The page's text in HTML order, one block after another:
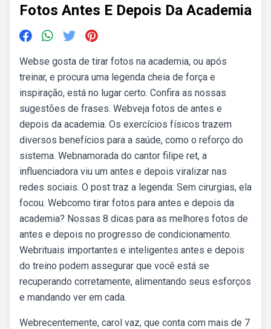
Fotos Antes E Depois Da Academia
Webse gosta de tirar fotos na academia, ou após
treinar, e procura uma legenda cheia de força e
inspiração, está no lugar certo. Confira as nossas
sugestões de frases. Webveja fotos de antes e
depois da academia. Os exercícios físicos trazem
diversos benefícios para a saúde, como o reforço do
sistema. Webnamorada do cantor filipe ret, a
influenciadora viu um antes e depois viralizar nas
redes sociais. O post traz a legenda: Sem cirurgias, ela
focou. Webcomo tirar fotos para antes e depois da
academia? Nossas 8 dicas para as melhores fotos de
antes e depois no progresso de condicionamento.
Webrituais importantes e inteligentes antes e depois
do treino podem assegurar que você está se
recuperando corretamente, alimentando seus esforços
e mandando ver em cada.
Webrecentemente, carol vaz, que conta com mais de 7